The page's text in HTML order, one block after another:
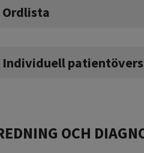
Ordlista
Individuell
OCH